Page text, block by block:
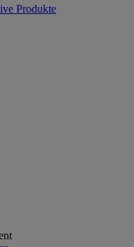
Produkte